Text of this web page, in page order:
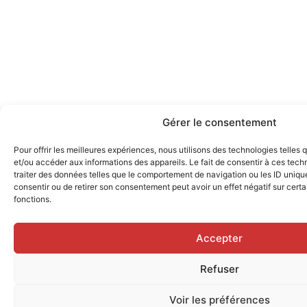
Gérer le consentement
Pour offrir les meilleures expériences, nous utilisons des technologies telles
et/ou accéder aux informations des appareils. Le fait de consentir à ces
traiter des données telles que le comportement de navigation ou les ID
consentir ou de retirer son consentement peut avoir un effet négatif sur
fonctions.
Accepter
Refuser
Voir les préférences